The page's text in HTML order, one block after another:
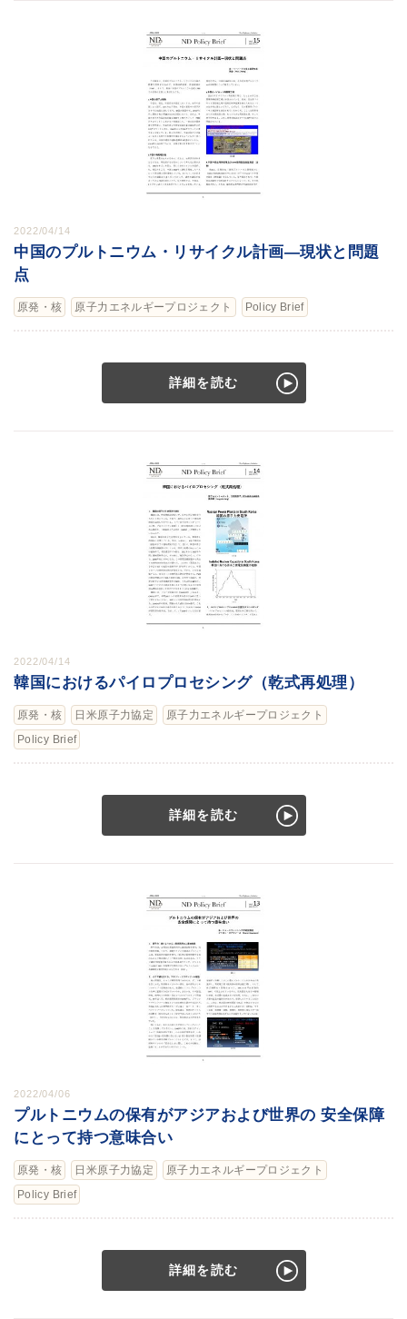
2022/04/14
中国のプルトニウム・リサイクル計画―現状と問題
点
原発・核 原子力エネルギープロジェクト Policy Brief
詳細を読む
2022/04/14
韓国におけるパイロプロセシング（乾式再処理）
原発・核 日米原子力協定
原子力エネルギープロジェクト
Policy Brief
詳細を読む
2022/04/06
プルトニウムの保有がアジアおよび世界の 安全保障
にとって持つ意味合い
原発・核 日米原子力協定
原子力エネルギープロジェクト
Policy Brief
詳細を読む